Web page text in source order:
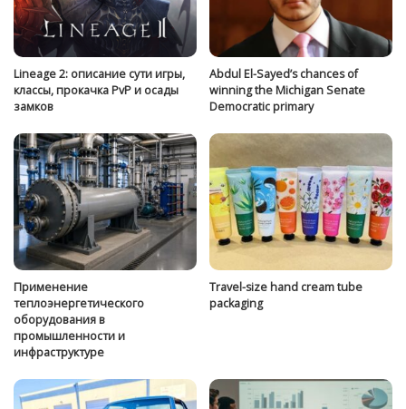
Lineage 2: описание сути игры,
классы, прокачка PvP и осады
замков
Abdul El-Sayed’s chances of
winning the Michigan Senate
Democratic primary
Применение
теплоэнергетического
оборудования в
промышленности и
инфраструктуре
Travel-size hand cream tube
packaging